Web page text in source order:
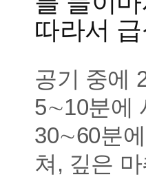
따라서
공기 중에
5∼10분에
30∼60분
쳐, 깊은